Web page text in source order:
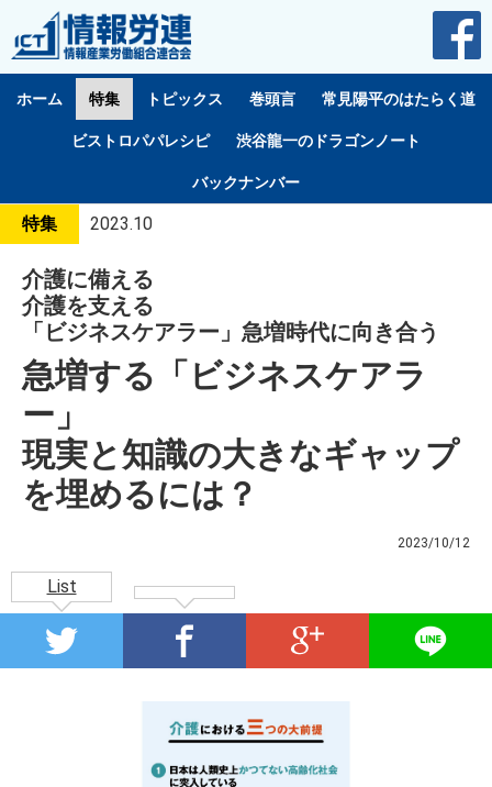
ホーム 特集 トピックス 巻頭言 常見陽平のはたらく道
ビストロパパレシピ 渋谷龍一のドラゴンノート
バックナンバー
特集 2023.10
介護に備える
介護を支える
「ビジネスケアラー」急増時代に向き合う
急増する「ビジネスケアラ
ー」
現実と知識の大きなギャップ
を埋めるには？
2023/10/12
List